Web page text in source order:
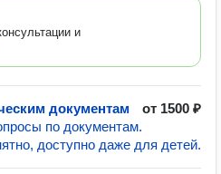
и
документам
от 1500 ₽
по документам.
доступно даже для детей.